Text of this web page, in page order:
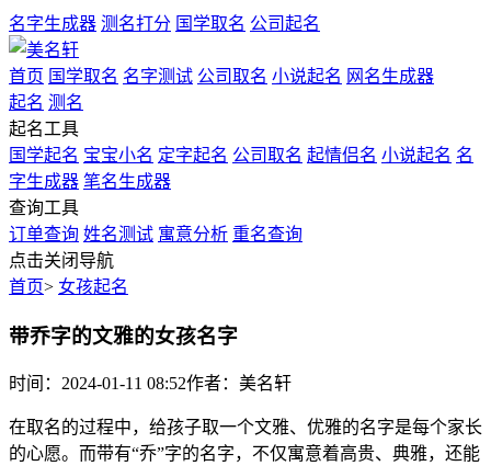
名字生成器 测名打分 国学取名 公司起名
首页 国学取名 名字测试 公司取名 小说起名 网名生成器
起名 测名
起名工具
国学起名 宝宝小名 定字起名 公司取名 起情侣名 小说起名 名
字生成器 笔名生成器
查询工具
订单查询 姓名测试 寓意分析 重名查询
点击关闭导航
首页> 女孩起名
带乔字的文雅的女孩名字
时间：2024-01-11 08:52作者：美名轩
在取名的过程中，给孩子取一个文雅、优雅的名字是每个家长
的心愿。而带有“乔”字的名字，不仅寓意着高贵、典雅，还能